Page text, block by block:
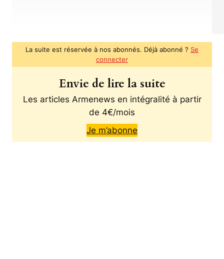
La suite est réservée à nos abonnés. Déjà abonné ? Se
connecter
Envie de lire la suite
Les articles Armenews en intégralité à partir
de 4€/mois
Je m’abonne